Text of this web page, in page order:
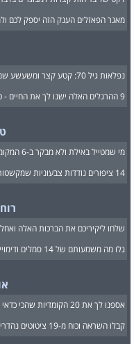
מאגר הפאזלים הענק הזה יספק לכם
נפלאות גיל 70: קטע קצר ומשעשע שמוכיח שלכל גיל יש יתרונות!
9 ההרגלים האלה ישנו לך את החיים - טיפ מספר 5 מומלץ בחום!
מי שמטייל באילת ולא מבקר ב-6 המקומות הנהדרים האלה - מפספס!
14 ציפורים נודדות צבעוניות שמקשטות את שמי הארץ בימי האביב
שלחו ליקיריכם את הברכות האלה
גלו מה משמעותם של 14 סמלים ודימויים שמופיעים בחלומות שלכם
אספנו לך את 20 הקומדיות שהכי כדאי לראות עכשיו בנטפליקס!
קבלו השראה וכוח מ-19 ציטוטים נהדרים משירים ישראלים אהובים